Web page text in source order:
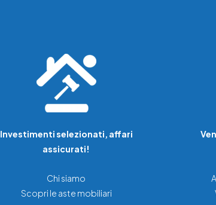
Investimenti selezionati, affari
assicurati!
Chi siamo
Scopri le aste mobiliari